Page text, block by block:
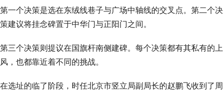
第一个决策是选在东绒线巷子与广场中轴线的交叉点。第二个决
策建议将挂念碑置于中华门与正阳门之间。
第三个决策则提议在国旗杆南侧建碑。每个决策都有其私有的上
风，也都靠近着不同的挑战。
在选址的临了阶段，时任北京市竖立局副局长的赵鹏飞收到了周